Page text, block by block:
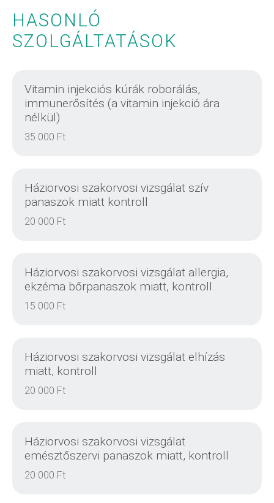
HASONLÓ
SZOLGÁLTATÁSOK
Vitamin injekciós kúrák roborálás,
immunerősítés (a vitamin injekció ára
nélkül)
35 000 Ft
Háziorvosi szakorvosi vizsgálat szív
panaszok miatt kontroll
20 000 Ft
Háziorvosi szakorvosi vizsgálat allergia,
ekzéma bőrpanaszok miatt, kontroll
15 000 Ft
Háziorvosi szakorvosi vizsgálat elhízás
miatt, kontroll
20 000 Ft
Háziorvosi szakorvosi vizsgálat
emésztőszervi panaszok miatt, kontroll
20 000 Ft